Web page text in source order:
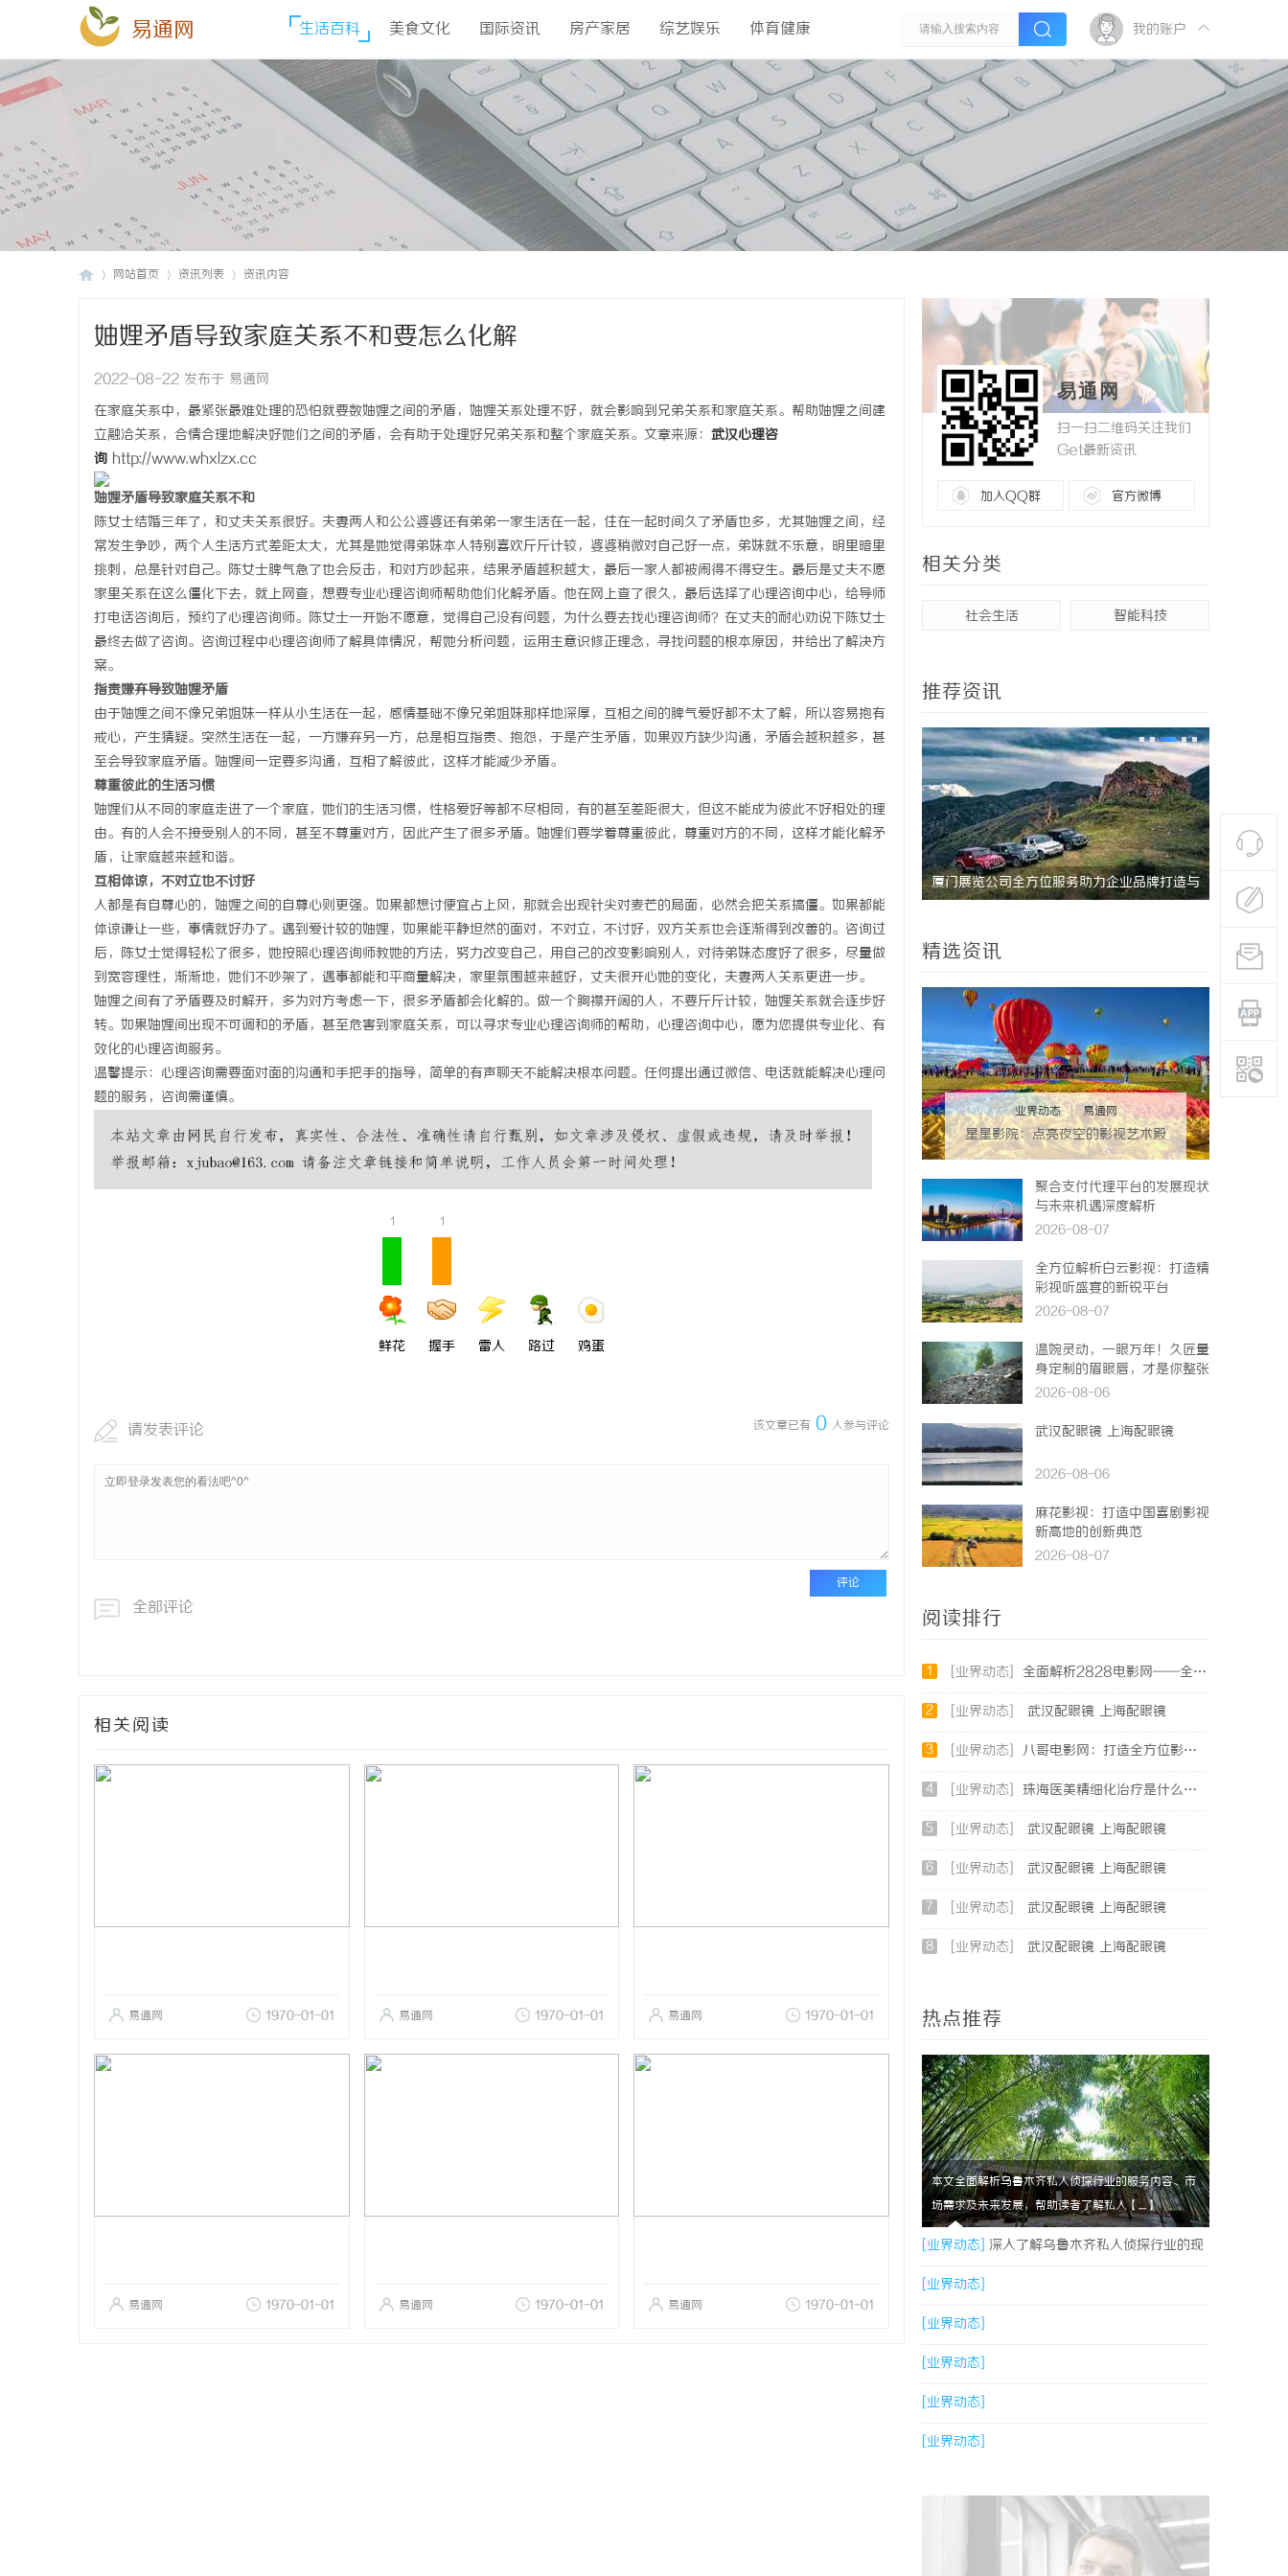
易通网 生活百科 美食文化 国际资讯 房产家居 综艺娱乐 体育健康 我的账户
网站首页 资讯列表 资讯内容
妯娌矛盾导致家庭关系不和要怎么化解
2022-08-22 发布于 易通网
在家庭关系中，最紧张最难处理的恐怕就要数妯娌之间的矛盾，妯娌关系处理不好，就会影响到兄弟关系和家庭关系。帮助妯娌之间建
立融洽关系，合情合理地解决好她们之间的矛盾，会有助于处理好兄弟关系和整个家庭关系。文章来源： 武汉心理咨
询 http://www.whxlzx.cc
妯娌矛盾导致家庭关系不和
陈女士结婚三年了，和丈夫关系很好。夫妻两人和公公婆婆还有弟弟一家生活在一起，住在一起时间久了矛盾也多，尤其妯娌之间，经
常发生争吵，两个人生活方式差距太大，尤其是她觉得弟妹本人特别喜欢斤斤计较，婆婆稍微对自己好一点，弟妹就不乐意，明里暗里
挑刺，总是针对自己。陈女士脾气急了也会反击，和对方吵起来，结果矛盾越积越大，最后一家人都被闹得不得安生。最后是丈夫不愿
家里关系在这么僵化下去，就上网查，想要专业心理咨询师帮助他们化解矛盾。他在网上查了很久，最后选择了心理咨询中心，给导师
打电话咨询后，预约了心理咨询师。陈女士一开始不愿意，觉得自己没有问题，为什么要去找心理咨询师？在丈夫的耐心劝说下陈女士
最终去做了咨询。咨询过程中心理咨询师了解具体情况，帮她分析问题，运用主意识修正理念，寻找问题的根本原因，并给出了解决方
案。
指责嫌弃导致妯娌矛盾
由于妯娌之间不像兄弟姐妹一样从小生活在一起，感情基础不像兄弟姐妹那样地深厚，互相之间的脾气爱好都不太了解，所以容易抱有
戒心，产生猜疑。突然生活在一起，一方嫌弃另一方，总是相互指责、抱怨，于是产生矛盾，如果双方缺少沟通，矛盾会越积越多，甚
至会导致家庭矛盾。妯娌间一定要多沟通，互相了解彼此，这样才能减少矛盾。
尊重彼此的生活习惯
妯娌们从不同的家庭走进了一个家庭，她们的生活习惯，性格爱好等都不尽相同，有的甚至差距很大，但这不能成为彼此不好相处的理
由。有的人会不接受别人的不同，甚至不尊重对方，因此产生了很多矛盾。妯娌们要学着尊重彼此，尊重对方的不同，这样才能化解矛
盾，让家庭越来越和谐。
互相体谅，不对立也不讨好
人都是有自尊心的，妯娌之间的自尊心则更强。如果都想讨便宜占上风，那就会出现针尖对麦芒的局面，必然会把关系搞僵。如果都能
体谅谦让一些，事情就好办了。遇到爱计较的妯娌，如果能平静坦然的面对，不对立，不讨好，双方关系也会逐渐得到改善的。咨询过
后，陈女士觉得轻松了很多，她按照心理咨询师教她的方法，努力改变自己，用自己的改变影响别人，对待弟妹态度好了很多，尽量做
到宽容理性，渐渐地，她们不吵架了，遇事都能和平商量解决，家里氛围越来越好，丈夫很开心她的变化，夫妻两人关系更进一步。
妯娌之间有了矛盾要及时解开，多为对方考虑一下，很多矛盾都会化解的。做一个胸襟开阔的人，不要斤斤计较，妯娌关系就会逐步好
转。如果妯娌间出现不可调和的矛盾，甚至危害到家庭关系，可以寻求专业心理咨询师的帮助，心理咨询中心，愿为您提供专业化、有
效化的心理咨询服务。
温馨提示：心理咨询需要面对面的沟通和手把手的指导，简单的有声聊天不能解决根本问题。任何提出通过微信、电话就能解决心理问
题的服务，咨询需谨慎。
1
鲜花
1
握手 雷人 路过 鸡蛋
该文章已有 0 人参与评论
请发表评论
评论
全部评论
相关阅读
易通网 1970-01-01 易通网 1970-01-01 易通网 1970-01-01
易通网 1970-01-01 易通网 1970-01-01 易通网 1970-01-01
易通网
扫一扫二维码关注我们
Get最新资讯
加入QQ群 官方微博
相关分类
社会生活 智能科技
推荐资讯
法律困境
厦门展览公司全方位服务助力企业品牌打造与 武汉配眼
精选资讯
业界动态 | 易通网
星星影院：点亮夜空的影视艺术殿
堂
聚合支付代理平台的发展现状
与未来机遇深度解析
2026-08-07
全方位解析白云影视：打造精
彩视听盛宴的新锐平台
2026-08-07
温婉灵动，一眼万年！久匠量
身定制的眉眼唇，才是你整张
脸的点睛之笔！淡颜系女生的
2026-08-06
武汉配眼镜 上海配眼镜
2026-08-06
麻花影视：打造中国喜剧影视
新高地的创新典范
2026-08-07
阅读排行
1 [业界动态] 全面解析2828电影网——全方位提升你的观影体验平台
2 [业界动态] 武汉配眼镜 上海配眼镜
3 [业界动态] 八哥电影网：打造全方位影视娱乐新体验的平台解析
4 [业界动态] 珠海医美精细化治疗是什么？珠海专业医美机构筛选标准科普
5 [业界动态] 武汉配眼镜 上海配眼镜
6 [业界动态] 武汉配眼镜 上海配眼镜
7 [业界动态] 武汉配眼镜 上海配眼镜
8 [业界动态] 武汉配眼镜 上海配眼镜
热点推荐
本文全面解析乌鲁木齐私人侦探行业的服务内容、市
场需求及未来发展，帮助读者了解私人【....】
[业界动态] 深入了解乌鲁木齐私人侦探行业的现
状与发展趋势
[业界动态]
[业界动态]
[业界动态]
[业界动态]
[业界动态]